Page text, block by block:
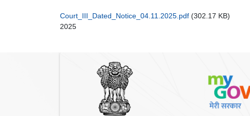
Court_III_Dated_Notice_04.11.2025.pdf (302.17 KB)
2025